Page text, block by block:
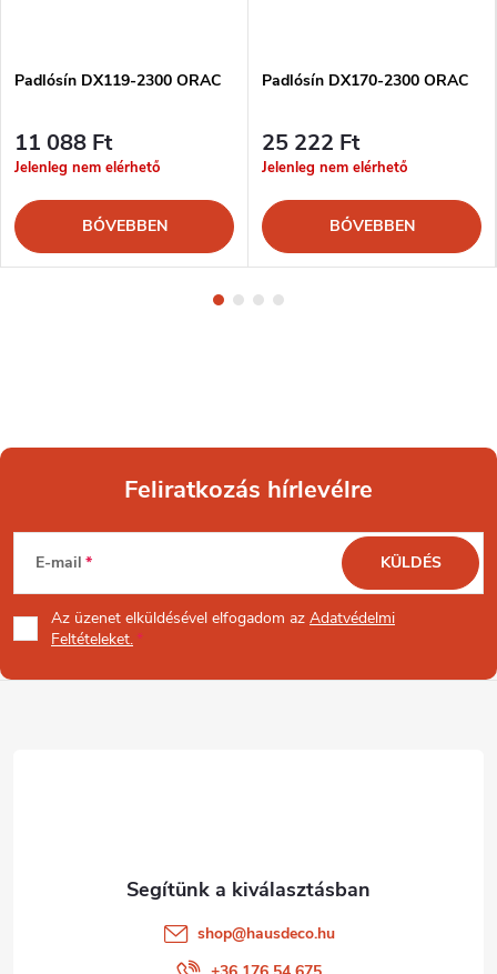
Padlósín DX119-2300 ORAC
11 088 Ft
Jelenleg nem elérhető
BŐVEBBEN
Padlósín DX170-2300 ORAC
25 222 Ft
Jelenleg nem elérhető
BŐVEBBEN
L
á
b
Feliratkozás hírlevélre
E-mail
Az üzenet elküldésével elfogadom az Adatvédelmi
Feltételeket.
KÜLDÉS
shop@hausdeco.hu